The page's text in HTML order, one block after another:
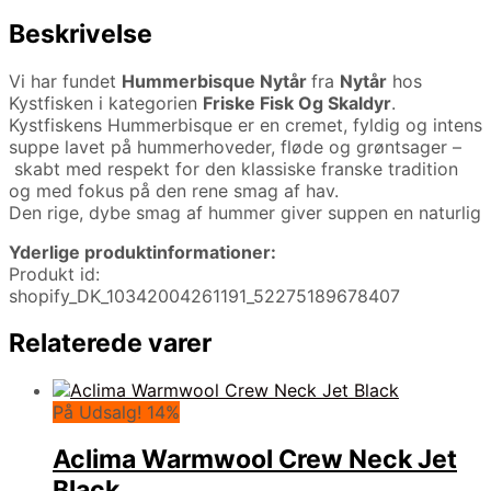
Beskrivelse
Vi har fundet Hummerbisque Nytår fra Nytår hos
Kystfisken i kategorien Friske Fisk Og Skaldyr.
Kystfiskens Hummerbisque er en cremet, fyldig og intens
suppe lavet på hummerhoveder, fløde og grøntsager –
skabt med respekt for den klassiske franske tradition
og med fokus på den rene smag af hav.
Den rige, dybe smag af hummer giver suppen en naturlig
Yderlige produktinformationer:
Produkt id:
shopify_DK_10342004261191_52275189678407
Relaterede varer
På Udsalg! 14%
Aclima Warmwool Crew Neck Jet